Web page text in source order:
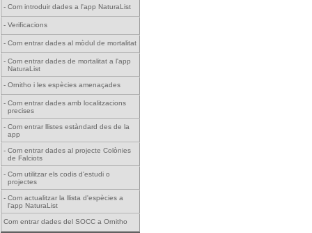
- Com introduir dades a l'app NaturaList
- Verificacions
- Com entrar dades al mòdul de mortalitat
- Com entrar dades de mortalitat a l'app
NaturaList
- Ornitho i les espècies amenaçades
- Com entrar dades amb localitzacions
precises
- Com entrar llistes estàndard des de la
app
- Com entrar dades al projecte Colònies
de Falciots
- Com utilitzar els codis d'estudi o
projectes
- Com actualitzar la llista d'espècies a
l'app NaturaList
Com entrar dades del SOCC a Ornitho